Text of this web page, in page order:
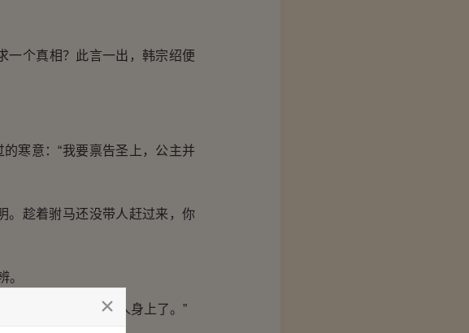
个真相？此言一出，韩宗绍便
寒意：“我要禀告圣上，公主并
趁着驸马还没带人赶过来，你
。
人的性命全系你一人身上了。”